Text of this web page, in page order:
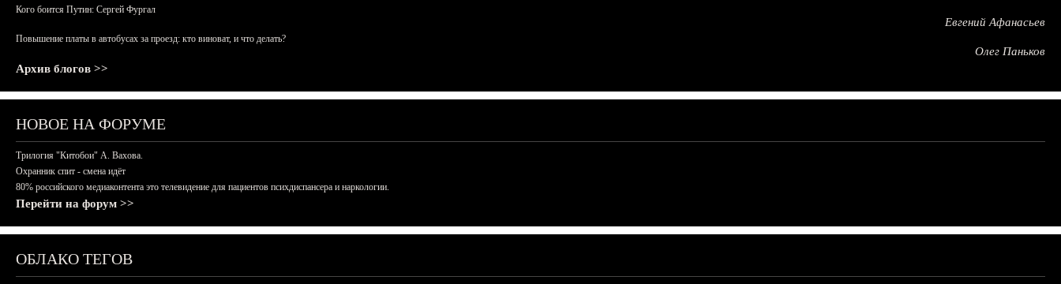
Кого боится Путин: Сергей Фургал
Евгений Афанасьев
Повышение платы в автобусах за проезд: кто виноват, и что делать?
Олег Паньков
Архив блогов >>
НОВОЕ НА ФОРУМЕ
Трилогия "Китобои" А. Вахова.
Охранник спит - смена идёт
80% российского медиаконтента это телевидение для пациентов психдиспансера и наркологии.
Перейти на форум >>
ОБЛАКО ТЕГОВ